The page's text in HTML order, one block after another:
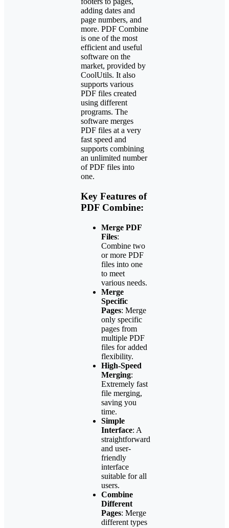
adding dates and
page numbers, and
more. PDF Combine
is one of the most
efficient and useful
software on the
market, provided by
CoolUtils. It also
supports various
PDF files created
using different
programs. The
software merges
PDF files at a very
fast speed and
supports combining
an unlimited number
of PDF files into
one.
Key Features of
PDF Combine:
Merge PDF
Files:
Combine two
or more PDF
files into one
to meet
various needs.
Merge
Specific
Pages: Merge
only specific
pages from
multiple PDF
files for added
flexibility.
High-Speed
Merging:
Extremely fast
file merging,
saving you
time.
Simple
Interface: A
straightforward
and user-
friendly
interface
suitable for all
users.
Combine
Different
Pages: Merge
different types